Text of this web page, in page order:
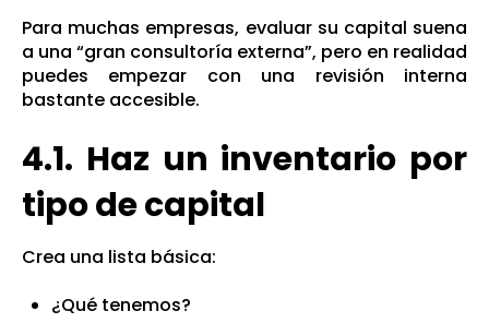
Para muchas empresas, evaluar su capital suena
a una “gran consultoría externa”, pero en realidad
puedes empezar con una revisión interna
bastante accesible.
4.1. Haz un inventario por
tipo de capital
Crea una lista básica:
¿Qué tenemos?